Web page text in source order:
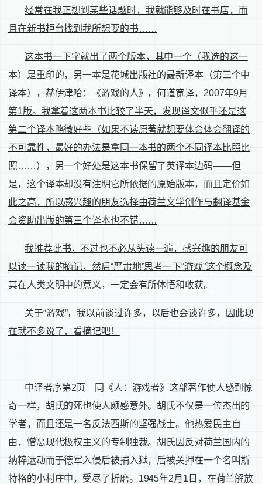
经常在我正想到某些话题时，我就能够及时在书店，而
且在新书柜台找到我所想要的书……
这本书一下字就出了两个版本，其中一个（我选的这一
本）是重印的，另一本是花城出版社的最新译本（第三个中
译本），赫伊津哈：《游戏的人》，何道宽译， 2007年9月
第1版。我拿着这两本书比较了半天，发现译文似乎还是这
第二个译本略微好些（如果不读原著就想要体会体会翻译的
不可靠性，最好的办法是拿同一本书的两个不同译本比照比
照……），另一个好处是这本书保留了英译本边码——但
是，这个译本却没有注明它所依据的原始版本，而且定价如
此之高，所以感兴趣的朋友选择由荷兰文学创作与翻译基金
会资助出版的第三个译本也不错……
我推荐此书，不过也不必从头读一遍，感兴趣的朋友可
以读一读我的摘记，然后“严肃地”思考一下“游戏”这个概念及
其在人类文明中的意义，一定会有所体悟和收获。
关于“游戏”，我以前谈过许多，以后也会谈许多，因此现
在就不多说了，看摘记吧！
中译者序第2页
同《人：游戏者》这部著作使人感到惊
奇一样，胡氏的死也使人颇感意外。胡氏不仅是一位杰出的
学者，而且还是一名反法西斯的坚强战士。他热爱民主自
由，憎恶现代极权主义的专制独裁。胡氏因反对荷兰国内的
纳粹运动而于德军入侵后被捕入狱，后被关押在一个名叫斯
特格的小村庄中，受尽了折磨。 1945年2月 1 日，在荷兰解放